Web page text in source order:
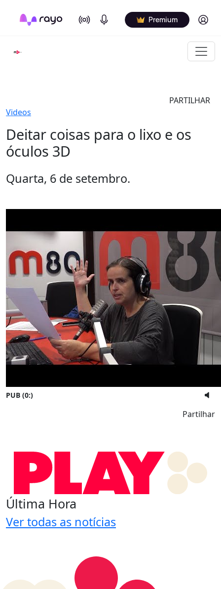
On Air Podcasts Premium Log in
PARTILHAR
Videos
Deitar coisas para o lixo e os
óculos 3D
Quarta, 6 de setembro.
PUB (0:)
Partilhar
Última Hora
Ver todas as notícias